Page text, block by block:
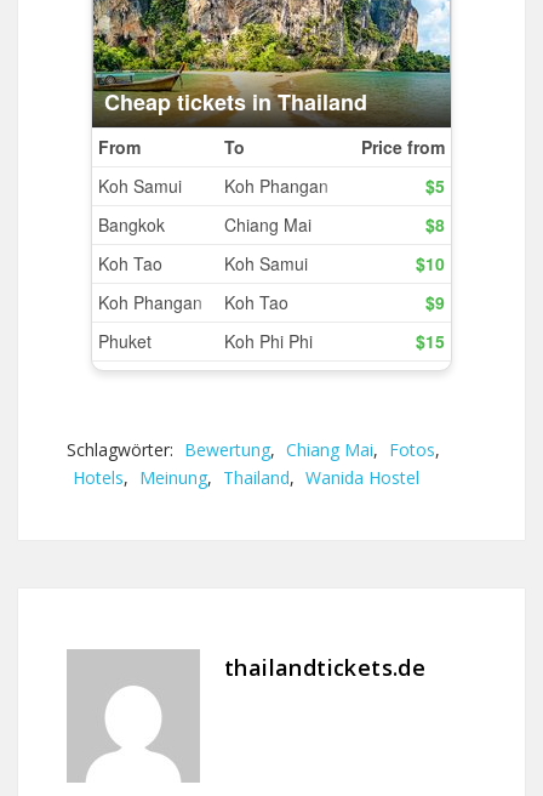
Schlagwörter: Bewertung, Chiang Mai, Fotos,
Hotels, Meinung, Thailand, Wanida Hostel
thailandtickets.de